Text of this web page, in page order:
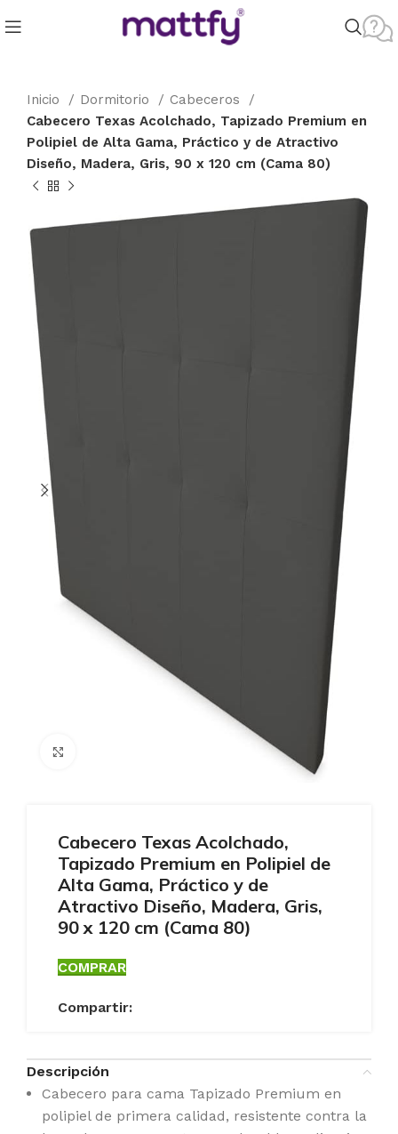
Inicio Dormitorio
Cabeceros
Cabecero Texas Acolchado, Tapizado Premium en
Polipiel de Alta Gama, Práctico y de Atractivo
Diseño, Madera, Gris, 90 x 120 cm (Cama 80)
Cabecero Texas Acolchado,
Tapizado Premium en Polipiel de
Alta Gama, Práctico y de
Atractivo Diseño, Madera, Gris,
90 x 120 cm (Cama 80)
COMPRAR
Compartir:
Descripción
Cabecero para cama Tapizado Premium en
polipiel de primera calidad, resistente contra la